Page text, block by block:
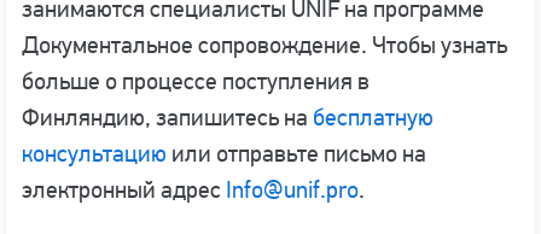
занимаются специалисты UNIF на программе
Документальное сопровождение. Чтобы узнать
больше о процессе поступления в
Финляндию, запишитесь на бесплатную
консультацию или отправьте письмо на
электронный адрес Info@unif.pro.